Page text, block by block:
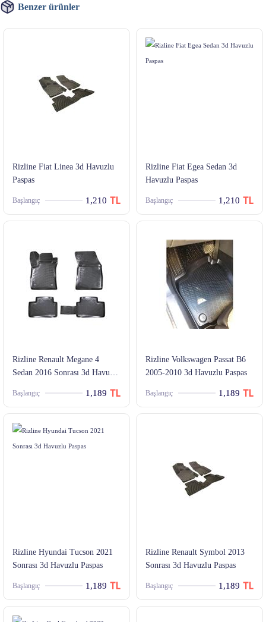
Benzer ürünler
Rizline Fiat Linea 3d Havuzlu
Paspas
Başlangıç 1,210
Rizline Fiat Egea Sedan 3d
Havuzlu Paspas
Başlangıç 1,210
Rizline Renault Megane 4
Sedan 2016 Sonrası 3d Havuzlu
Başlangıç 1,189
Rizline Volkswagen Passat B6
2005-2010 3d Havuzlu Paspas
Başlangıç 1,189
Rizline Hyundai Tucson 2021
Sonrası 3d Havuzlu Paspas
Başlangıç 1,189
Rizline Renault Symbol 2013
Sonrası 3d Havuzlu Paspas
Başlangıç 1,189